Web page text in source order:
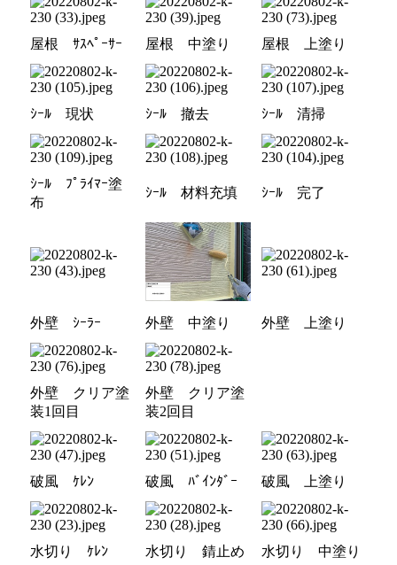
屋根 ｻｽﾍﾟｰｻｰ 屋根 中塗り 屋根 上塗り
ｼｰﾙ 現状 ｼｰﾙ 撤去 ｼｰﾙ 清掃
ｼｰﾙ ﾌﾟﾗｲﾏｰ塗
布
ｼｰﾙ 材料充填 ｼｰﾙ 完了
外壁 ｼｰﾗｰ 外壁 中塗り 外壁 上塗り
外壁 クリア塗
装1回目
外壁 クリア塗
装2回目
破風 ｹﾚﾝ 破風 ﾊﾞｲﾝﾀﾞｰ 破風 上塗り
水切り ｹﾚﾝ 水切り 錆止め 水切り 中塗り